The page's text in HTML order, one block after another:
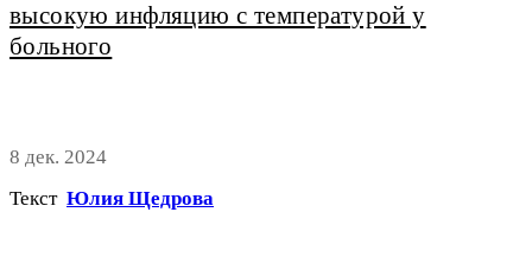
высокую инфляцию с температурой у
больного
8 дек. 2024
Текст Юлия Щедрова